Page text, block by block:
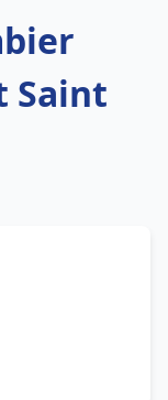
Saint